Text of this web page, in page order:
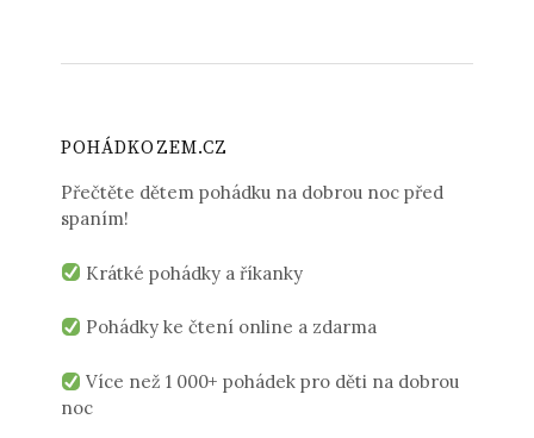
POHÁDKOZEM.CZ
Přečtěte dětem pohádku na dobrou noc před
spaním!
Krátké pohádky a říkanky
Pohádky ke čtení online a zdarma
Více než 1 000+ pohádek pro děti na dobrou
noc